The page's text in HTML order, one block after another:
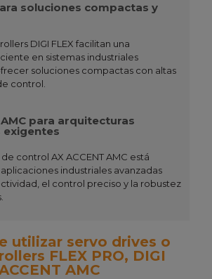
soluciones compactas y
DIGI FLEX facilitan una
en sistemas industriales
soluciones compactas con altas
control.
AMC para arquitecturas
exigentes
control AX ACCENT AMC está
industriales avanzadas
el control preciso y la robustez
utilizar servo drives o
FLEX PRO, DIGI
AMC